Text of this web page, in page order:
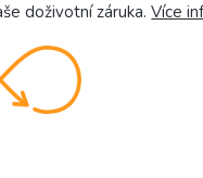
doživotní záruka.Více